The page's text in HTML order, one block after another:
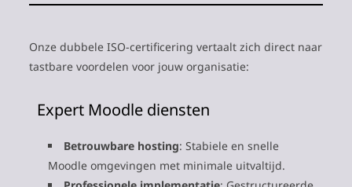
Onze dubbele ISO-certificering vertaalt zich direct naar
tastbare voordelen voor jouw organisatie:
Expert Moodle diensten
Betrouwbare hosting: Stabiele en snelle
Moodle omgevingen met minimale uitvaltijd.